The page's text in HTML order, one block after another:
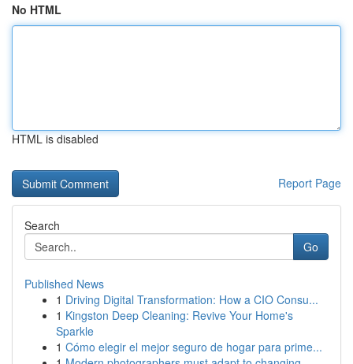
No HTML
HTML is disabled
Report Page
Search
Go
Published News
1 Driving Digital Transformation: How a CIO Consu...
1 Kingston Deep Cleaning: Revive Your Home's
Sparkle
1 Cómo elegir el mejor seguro de hogar para prime...